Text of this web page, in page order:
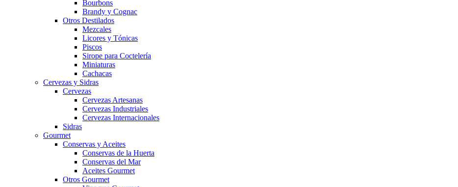
Bourbons
Brandy y Cognac
Otros Destilados
Mezcales
Licores y Tónicas
Piscos
Sirope para Coctelería
Miniaturas
Cachacas
Cervezas y Sidras
Cervezas
Cervezas Artesanas
Cervezas Industriales
Cervezas Internacionales
Sidras
Gourmet
Conservas y Aceites
Conservas de la Huerta
Conservas del Mar
Aceites Gourmet
Otros Gourmet